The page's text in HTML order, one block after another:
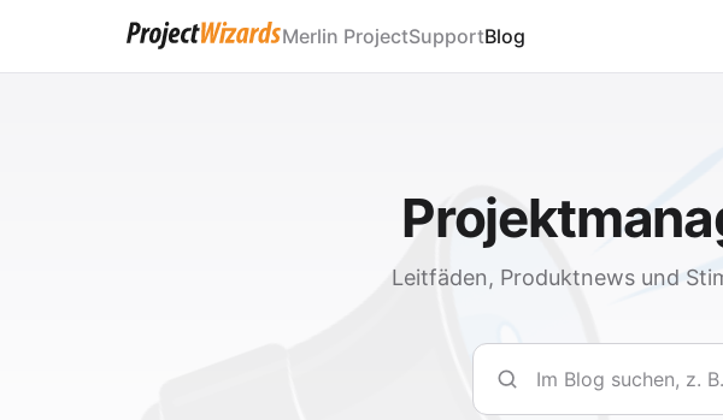
Merlin ProjectSupportBlog
Leitfäden, Produktnews und
Suchen